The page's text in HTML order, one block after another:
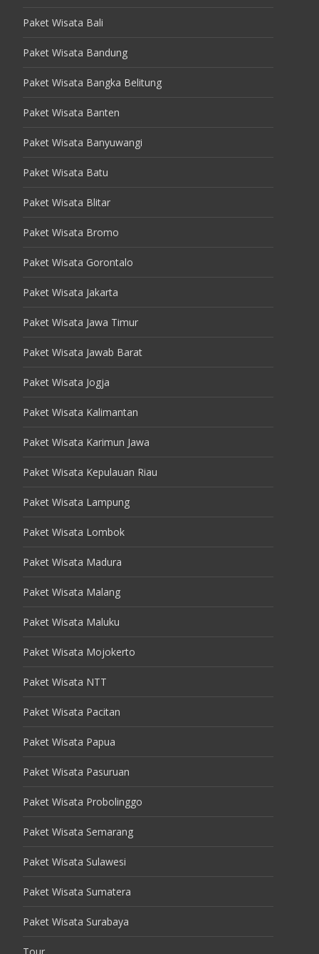
Paket Wisata Bali
Paket Wisata Bandung
Paket Wisata Bangka Belitung
Paket Wisata Banten
Paket Wisata Banyuwangi
Paket Wisata Batu
Paket Wisata Blitar
Paket Wisata Bromo
Paket Wisata Gorontalo
Paket Wisata Jakarta
Paket Wisata Jawa Timur
Paket Wisata Jawab Barat
Paket Wisata Jogja
Paket Wisata Kalimantan
Paket Wisata Karimun Jawa
Paket Wisata Kepulauan Riau
Paket Wisata Lampung
Paket Wisata Lombok
Paket Wisata Madura
Paket Wisata Malang
Paket Wisata Maluku
Paket Wisata Mojokerto
Paket Wisata NTT
Paket Wisata Pacitan
Paket Wisata Papua
Paket Wisata Pasuruan
Paket Wisata Probolinggo
Paket Wisata Semarang
Paket Wisata Sulawesi
Paket Wisata Sumatera
Paket Wisata Surabaya